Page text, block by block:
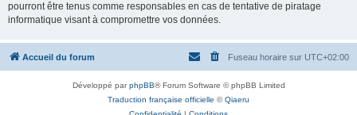
pourront être tenus comme responsables en cas de tentative de piratage
informatique visant à compromettre vos données.
Accueil du forum Fuseau horaire sur UTC+02:00
Développé parphpBB® Forum Software © phpBB Limited
Traduction française officielle ©Qiaeru